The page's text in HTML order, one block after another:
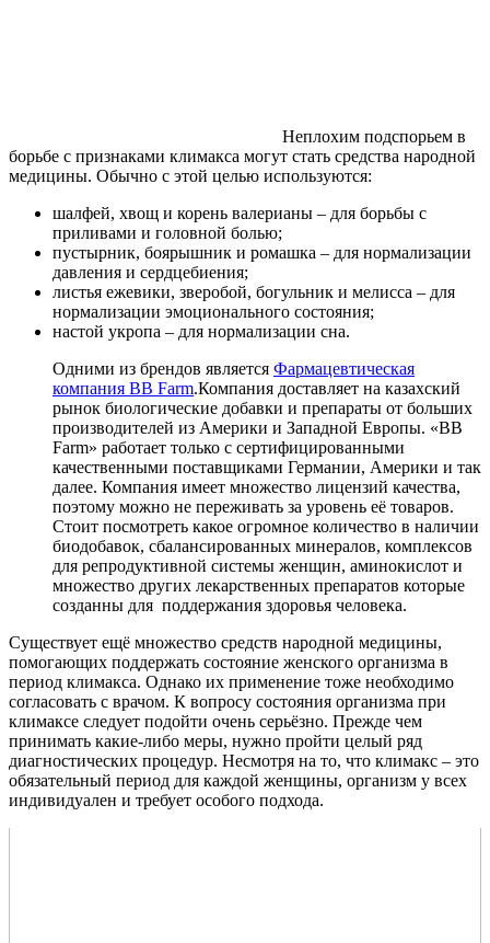
Неплохим подспорьем в
борьбе с признаками климакса могут стать средства народной
медицины. Обычно с этой целью используются:
шалфей, хвощ и корень валерианы – для борьбы с
приливами и головной болью;
пустырник, боярышник и ромашка – для нормализации
давления и сердцебиения;
листья ежевики, зверобой, богульник и мелисса – для
нормализации эмоционального состояния;
настой укропа – для нормализации сна.
Одними из брендов является Фармацевтическая
компания BB Farm.Компания доставляет на казахский
рынок биологические добавки и препараты от больших
производителей из Америки и Западной Европы. «BB
Farm» работает только с сертифицированными
качественными поставщиками Германии, Америки и так
далее. Компания имеет множество лицензий качества,
поэтому можно не переживать за уровень её товаров.
Стоит посмотреть какое огромное количество в наличии
биодобавок, сбалансированных минералов, комплексов
для репродуктивной системы женщин, аминокислот и
множество других лекарственных препаратов которые
созданны для поддержания здоровья человека.
Существует ещё множество средств народной медицины,
помогающих поддержать состояние женского организма в
период климакса. Однако их применение тоже необходимо
согласовать с врачом. К вопросу состояния организма при
климаксе следует подойти очень серьёзно. Прежде чем
принимать какие-либо меры, нужно пройти целый ряд
диагностических процедур. Несмотря на то, что климакс – это
обязательный период для каждой женщины, организм у всех
индивидуален и требует особого подхода.